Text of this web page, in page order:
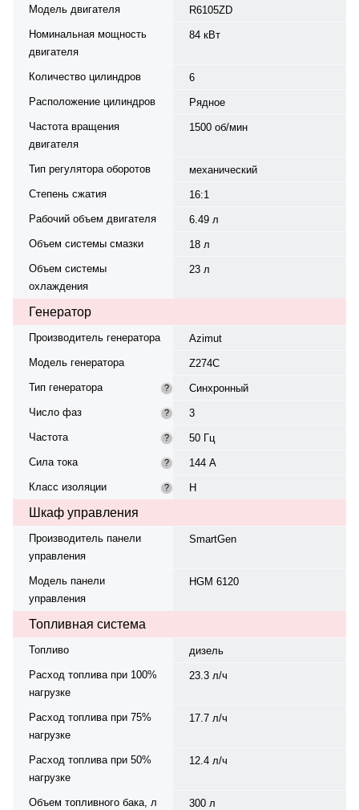
Модель двигателя
R6105ZD
Номинальная мощность
двигателя
84 кВт
Количество цилиндров
6
Расположение цилиндров
Рядное
Частота вращения
двигателя
1500 об/мин
Тип регулятора оборотов
механический
Степень сжатия
16:1
Рабочий объем двигателя
6.49 л
Объем системы смазки
18 л
Объем системы
охлаждения
23 л
Генератор
Производитель генератора
Azimut
Модель генератора
Z274C
Тип генератора
?
Синхронный
Число фаз
?
3
Частота
?
50 Гц
Сила тока
?
144 А
Класс изоляции
? H
Шкаф управления
Производитель панели
управления
SmartGen
Модель панели
управления
HGM 6120
Топливная система
Топливо
дизель
Расход топлива при 100%
нагрузке
23.3 л/ч
Расход топлива при 75%
нагрузке
17.7 л/ч
Расход топлива при 50%
нагрузке
12.4 л/ч
Объем топливного бака, л
300 л